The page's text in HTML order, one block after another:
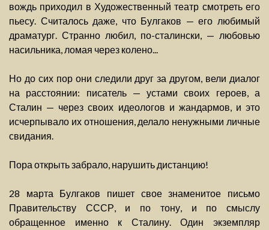
вождь приходил в Художественный театр смотреть его
пьесу. Считалось даже, что Булгаков — его любимый
драматург. Странно любил, по-сталински, — любовью
насильника, ломая через колено...
Но до сих пор они следили друг за другом, вели диалог
на расстоянии: писатель — устами своих героев, а
Сталин — через своих идеологов и жандармов, и это
исчерпывало их отношения, делало ненужными личные
свидания.
Пора открыть забрало, нарушить дистанцию!
28 марта Булгаков пишет свое знаменитое письмо
Правительству СССР, и по тону, и по смыслу
обращенное именно к Сталину. Один экземпляр